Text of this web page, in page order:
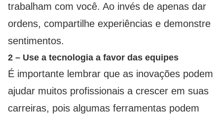
trabalham com você. Ao invés de apenas dar
ordens, compartilhe experiências e demonstre
sentimentos.
2 – Use a tecnologia a favor das equipes
É importante lembrar que as inovações podem
ajudar muitos profissionais a crescer em suas
carreiras, pois algumas ferramentas podem